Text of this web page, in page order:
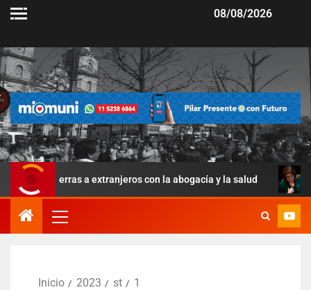
08/08/2026
tierras a extranjeros con la abogacía y la salud La Ley
Inicio 2023 st 1